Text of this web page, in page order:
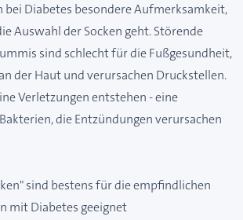
bei Diabetes besondere Aufmerksamkeit,
Auswahl der Socken geht. Störende
sind schlecht für die Fußgesundheit,
der Haut und verursachen Druckstellen.
Verletzungen entstehen - eine
die Entzündungen verursachen
sind bestens für die empfindlichen
mit Diabetes geeignet